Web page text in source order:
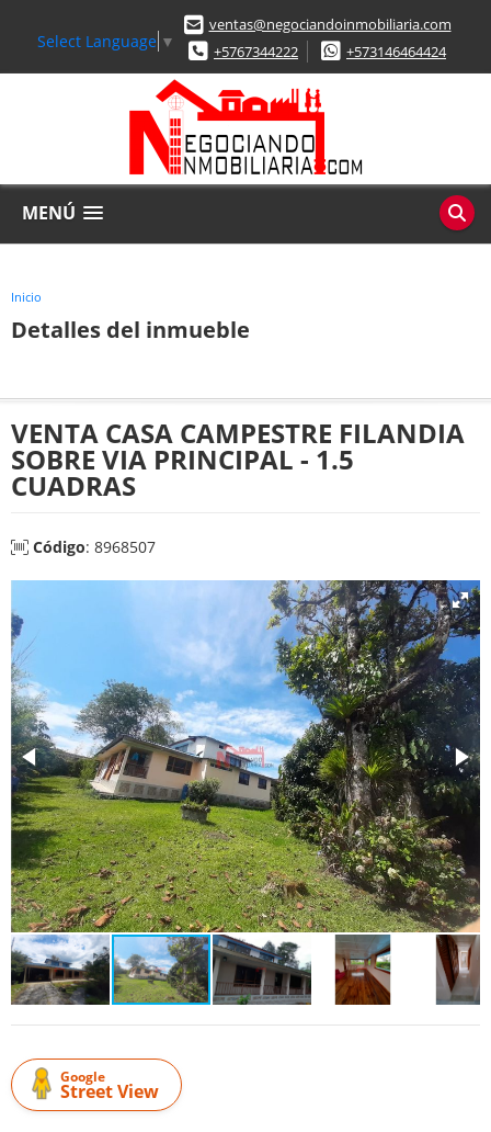
Select Language ▼
ventas@negociandoinmobiliaria.com
+5767344222
+573146464424
MENÚ
Inicio
Detalles del inmueble
VENTA CASA CAMPESTRE FILANDIA
SOBRE VIA PRINCIPAL - 1.5
CUADRAS
Código: 8968507
Google
Street View